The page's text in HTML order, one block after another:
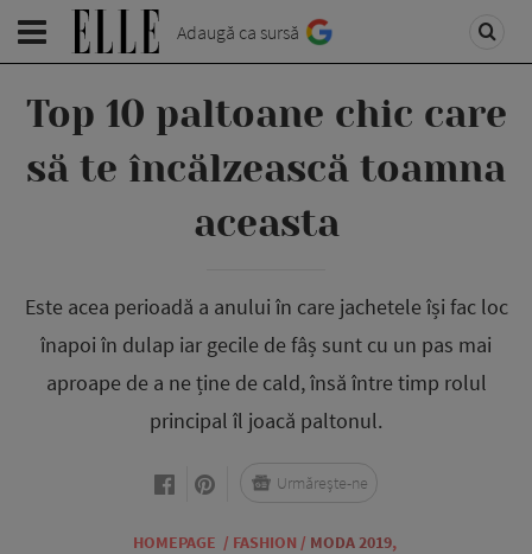
Adaugă ca sursă
Top 10 paltoane chic care
să te încălzească toamna
aceasta
Este acea perioadă a anului în care jachetele își fac loc
înapoi în dulap iar gecile de fâș sunt cu un pas mai
aproape de a ne ține de cald, însă între timp rolul
principal îl joacă paltonul.
HOMEPAGE / FASHION / MODA 2019,
Urmărește-ne